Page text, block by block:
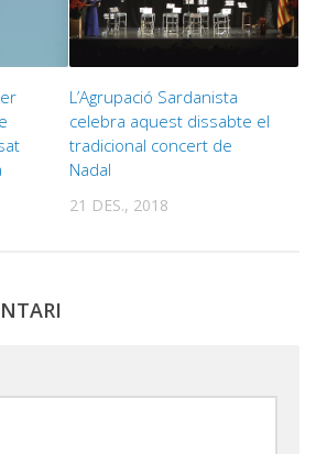
L’Agrupació Sardanista
celebra aquest dissabte el
tradicional concert de
Nadal
21 DES., 2018